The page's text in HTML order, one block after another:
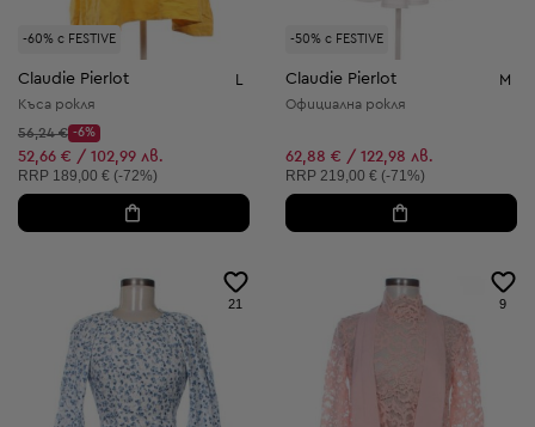
-60% с FESTIVE
Claudie Pierlot L
Къса рокля
Начална цена:
56,24 €
Discount Price:
-6%
Намалена цена:
52,66 € / 102,99 лв.
Препоръчителна цена:
RRP 189,00 € (-72%)
-50% с FESTIVE
Claudie Pierlot M
Официална рокля
62,88 € / 122,98 лв.
Препоръчителна цена:
RRP 219,00 € (-71%)
21 9